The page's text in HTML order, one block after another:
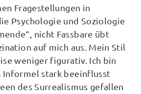
Fragestellungen in
Psychologie und Soziologie
nicht Fassbare übt
auf mich aus. Mein Stil
weniger figurativ. Ich bin
Informel stark beeinflusst
des Surrealismus gefallen